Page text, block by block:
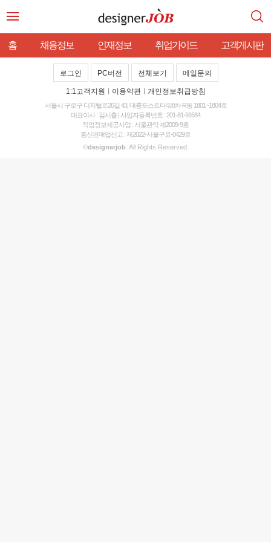
홈 채용정보 인재정보 취업가이드 고객게시판
로그인 PC버전 전체보기 메일문의
1:1고객지원 | 이용약관 | 개인정보취급방침
서울시 구로구 디지털로26길 43, 대륭포스트타워8차 R동 1801~1804호
대표이사 : 김시출 | 사업자등록번호 : 201-81-91684
직업정보제공사업 : 서울관악 제2009-9호
통신판매업신고 : 제2022-서울구로-0429호
©designerjob . All Rights Reserved.